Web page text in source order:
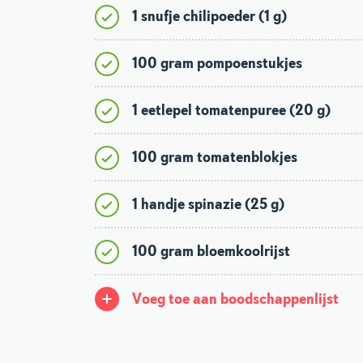
1 snufje chilipoeder (1 g)
100 gram pompoenstukjes
1 eetlepel tomatenpuree (20 g)
100 gram tomatenblokjes
1 handje spinazie (25 g)
100 gram bloemkoolrijst
Voeg toe aan boodschappenlijst